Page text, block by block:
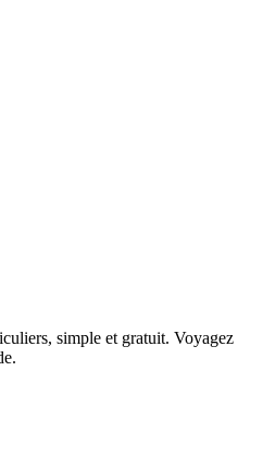
simple et gratuit. Voyagez